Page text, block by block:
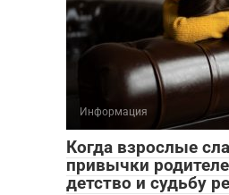
Информация
Когда взрослые
привычки
детство и судьбу